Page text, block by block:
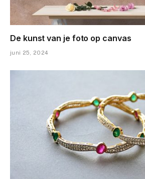
De kunst van je foto op canvas
juni 25, 2024